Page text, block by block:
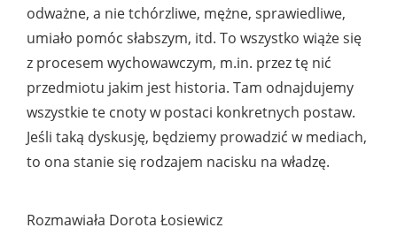
odważne, a nie tchórzliwe, mężne, sprawiedliwe,
umiało pomóc słabszym, itd. To wszystko wiąże się
z procesem wychowawczym, m.in. przez tę nić
przedmiotu jakim jest historia. Tam odnajdujemy
wszystkie te cnoty w postaci konkretnych postaw.
Jeśli taką dyskusję, będziemy prowadzić w mediach,
to ona stanie się rodzajem nacisku na władzę.
Rozmawiała Dorota Łosiewicz